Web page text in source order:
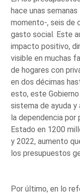
hace unas
momento-, seis de
gasto social. Este
impacto positivo,
visible en muchas
de hogares con
en dos décimas
esto, este
sistema de ayuda y
la dependencia por
Estado en 1200
y 2022, aumento
los presupuestos
Por último, en lo